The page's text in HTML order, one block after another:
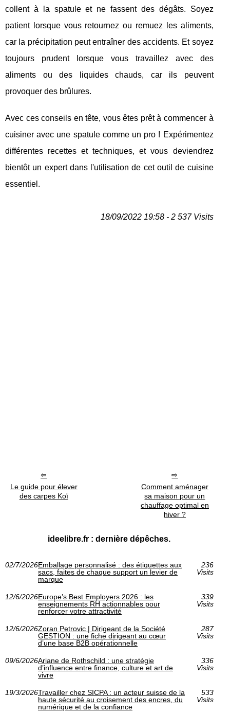
collent à la spatule et ne fassent des dégâts. Soyez
patient lorsque vous retournez ou remuez les aliments,
car la précipitation peut entraîner des accidents. Et soyez
toujours prudent lorsque vous travaillez avec des
aliments ou des liquides chauds, car ils peuvent
provoquer des brûlures.
Avec ces conseils en tête, vous êtes prêt à commencer à
cuisiner avec une spatule comme un pro ! Expérimentez
différentes recettes et techniques, et vous deviendrez
bientôt un expert dans l'utilisation de cet outil de cuisine
essentiel.
18/09/2022 19:58 - 2 537 Visits
Le guide pour élever
des carpes Koï
Comment aménager
sa maison pour un
chauffage optimal en
hiver ?
ideelibre.fr : dernière dépêches.
02/7/2026Emballage personnalisé : des étiquettes aux
sacs, faites de chaque support un levier de
marque
236
Visits
12/6/2026Europe’s Best Employers 2026 : les
enseignements RH actionnables pour
renforcer votre attractivité
339
Visits
12/6/2026Zoran Petrovic | Dirigeant de la Société
GESTION : une fiche dirigeant au cœur
d’une base B2B opérationnelle
287
Visits
09/6/2026Ariane de Rothschild : une stratégie
d’influence entre finance, culture et art de
vivre
336
Visits
19/3/2026Travailler chez SICPA : un acteur suisse de la
haute sécurité au croisement des encres, du
numérique et de la confiance
533
Visits